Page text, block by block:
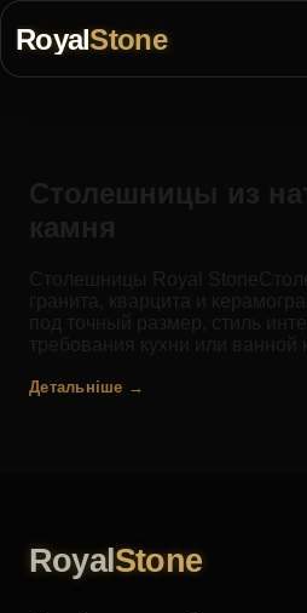
RoyalStone
Столешницы из
камня
Столешницы Royal
гранита, кварцита и
под точный размер, стиль
требования кухни или ванной
Детальніше →
Royal Stone